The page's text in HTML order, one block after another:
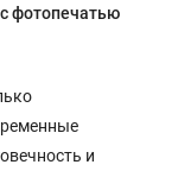
фотопечатью
и